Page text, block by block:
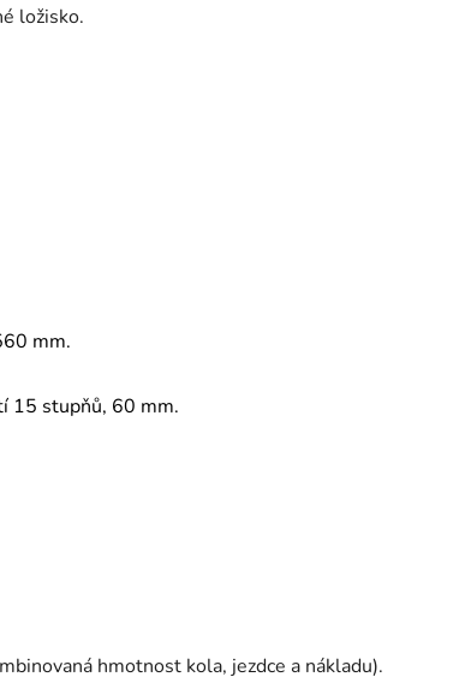
ložisko.
mm.
15 stupňů, 60 mm.
hmotnost kola, jezdce a nákladu).